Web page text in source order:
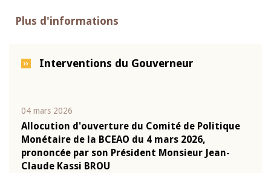
Plus d'informations
Interventions du Gouverneur
04 mars 2026
Allocution d'ouverture du Comité de Politique
Monétaire de la BCEAO du 4 mars 2026,
prononcée par son Président Monsieur Jean-
Claude Kassi BROU